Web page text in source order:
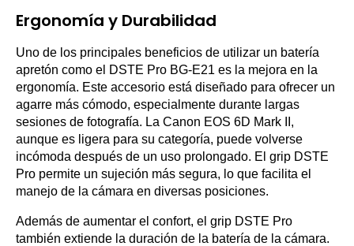
Ergonomía y Durabilidad
Uno de los principales beneficios de utilizar un batería
apretón como el DSTE Pro BG-E21 es la mejora en la
ergonomía. Este accesorio está diseñado para ofrecer un
agarre más cómodo, especialmente durante largas
sesiones de fotografía. La Canon EOS 6D Mark II,
aunque es ligera para su categoría, puede volverse
incómoda después de un uso prolongado. El grip DSTE
Pro permite un sujeción más segura, lo que facilita el
manejo de la cámara en diversas posiciones.
Además de aumentar el confort, el grip DSTE Pro
también extiende la duración de la batería de la cámara.